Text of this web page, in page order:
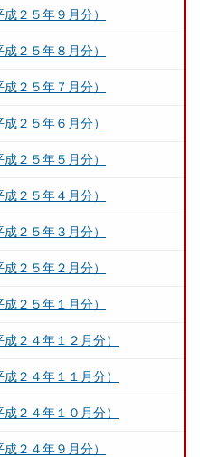
２５年９月分）
２５年８月分）
２５年７月分）
２５年６月分）
２５年５月分）
２５年４月分）
２５年３月分）
２５年２月分）
２５年１月分）
２４年１２月分）
２４年１１月分）
２４年１０月分）
２４年９月分）